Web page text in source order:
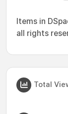
Items in
all rights
Total